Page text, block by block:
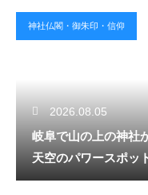
神社仏閣・御朱印・信仰
2026.08.05
岐阜で山の上の神社
天空のパワースポッ